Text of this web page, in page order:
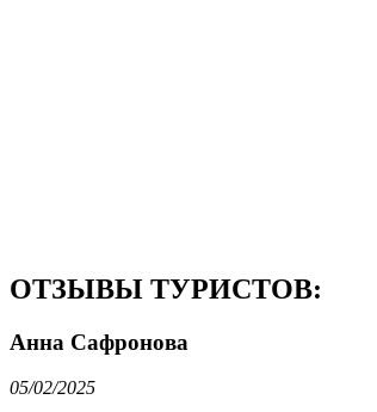
ОТЗЫВЫ ТУРИСТОВ:
Анна Сафронова
05/02/2025